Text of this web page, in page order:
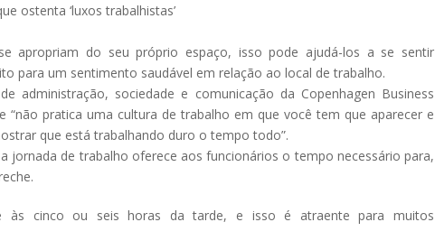
ostenta ‘luxos trabalhistas’
apropriam do seu próprio espaço, isso pode ajudá-los a se sentir
para um sentimento saudável em relação ao local de trabalho.
administração, sociedade e comunicação da Copenhagen Business
“não pratica uma cultura de trabalho em que você tem que aparecer e
que está trabalhando duro o tempo todo”.
jornada de trabalho oferece aos funcionários o tempo necessário para,
às cinco ou seis horas da tarde, e isso é atraente para muitos